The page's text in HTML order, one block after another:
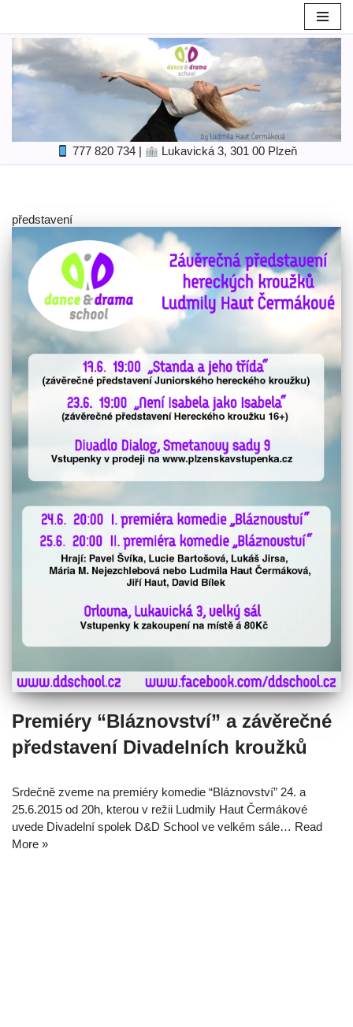
Skip
to
content
777 820 734 | Lukavická 3, 301 00 Plzeň
představení
Premiéry “Bláznovství” a závěrečné
představení Divadelních kroužků
Srdečně zveme na premiéry komedie “Bláznovství” 24. a
25.6.2015 od 20h, kterou v režii Ludmily Haut Čermákové
uvede Divadelní spolek D&D School ve velkém sále… Read
More »